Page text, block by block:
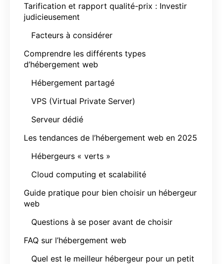
Tarification et rapport qualité-prix : Investir
judicieusement
Facteurs à considérer
Comprendre les différents types
d’hébergement web
Hébergement partagé
VPS (Virtual Private Server)
Serveur dédié
Les tendances de l’hébergement web en 2025
Hébergeurs « verts »
Cloud computing et scalabilité
Guide pratique pour bien choisir un hébergeur
web
Questions à se poser avant de choisir
FAQ sur l’hébergement web
Quel est le meilleur hébergeur pour un petit